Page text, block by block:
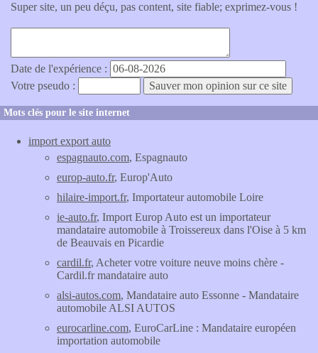
Super site, un peu déçu, pas content, site fiable; exprimez-vous !
Date de l'expérience :
Votre pseudo :
Mots clés pour le site internet
import export auto
espagnauto.com, Espagnauto
europ-auto.fr, Europ'Auto
hilaire-import.fr, Importateur automobile Loire
ie-auto.fr, Import Europ Auto est un importateur
mandataire automobile à Troissereux dans l'Oise à 5 km
de Beauvais en Picardie
cardil.fr, Acheter votre voiture neuve moins chère -
Cardil.fr mandataire auto
alsi-autos.com, Mandataire auto Essonne - Mandataire
automobile ALSI AUTOS
eurocarline.com, EuroCarLine : Mandataire européen
importation automobile